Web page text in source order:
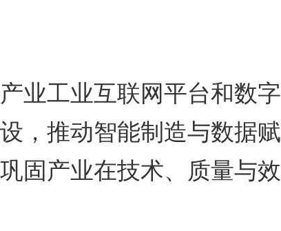
工业互联网平台和数字
，推动智能制造与数据赋
固产业在技术、质量与效